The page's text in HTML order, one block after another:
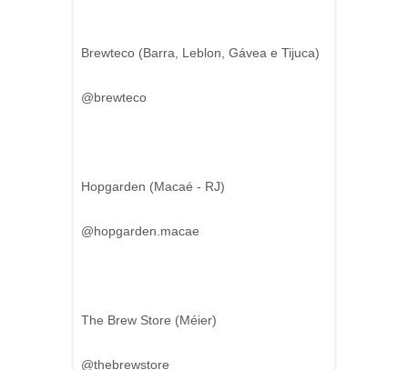
Brewteco (Barra, Leblon, Gávea e Tijuca)
@brewteco
Hopgarden (Macaé - RJ)
@hopgarden.macae
The Brew Store (Méier)
@thebrewstore